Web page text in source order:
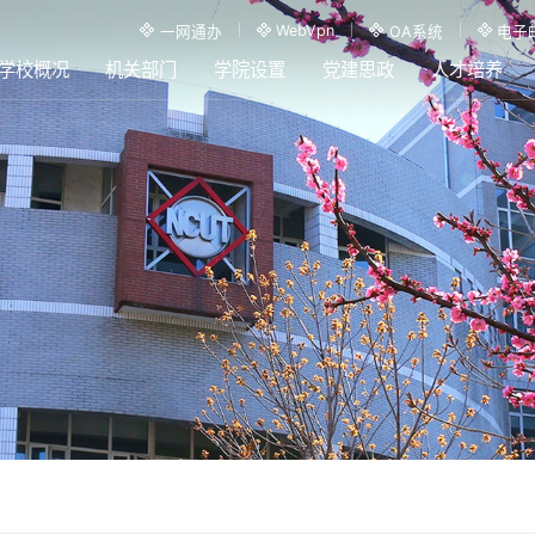
一网通办 WebVpn OA系统 电子
校概况 机关部门 学院设置 党建思政 人才培养